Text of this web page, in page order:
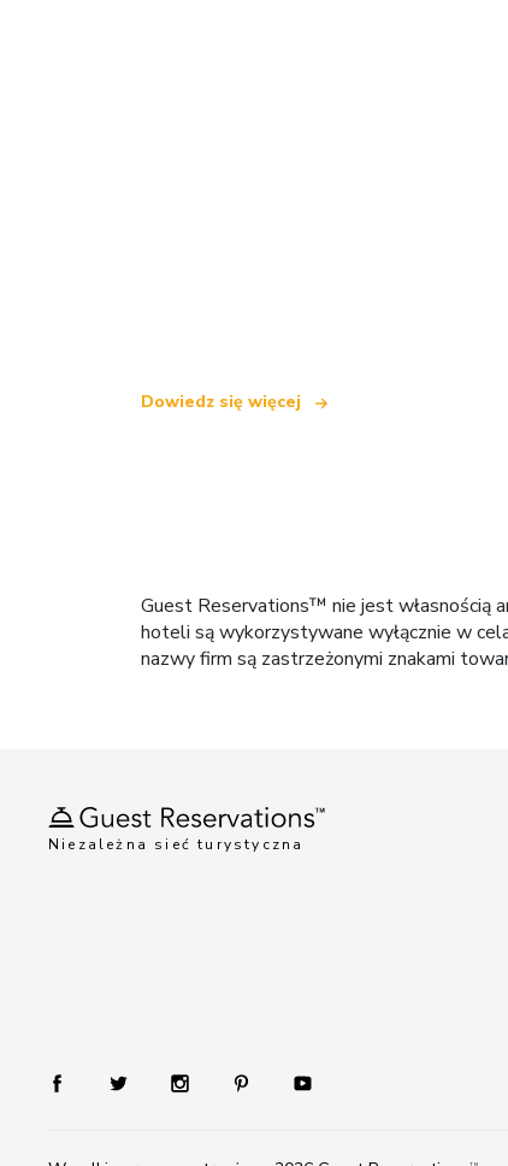
Dowiedz się więcej
Guest Reservations™ nie jest własnością
hoteli są wykorzystywane wyłącznie w
nazwy firm są zastrzeżonymi znakami
Niezależna sieć turystyczna
TM